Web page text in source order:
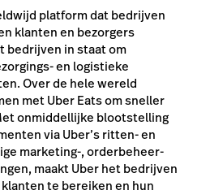
platform dat bedrijven
klanten en bezorgers
bedrijven in staat om
en logistieke
Over de hele wereld
met Uber Eats om sneller
onmiddellijke blootstelling
via Uber’s ritten- en
marketing-, orderbeheer-
maakt Uber het bedrijven
te bereiken en hun